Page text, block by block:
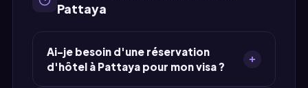
Pattaya
Ai-je besoin d'une réservation
d'hôtel à Pattaya pour mon visa ?